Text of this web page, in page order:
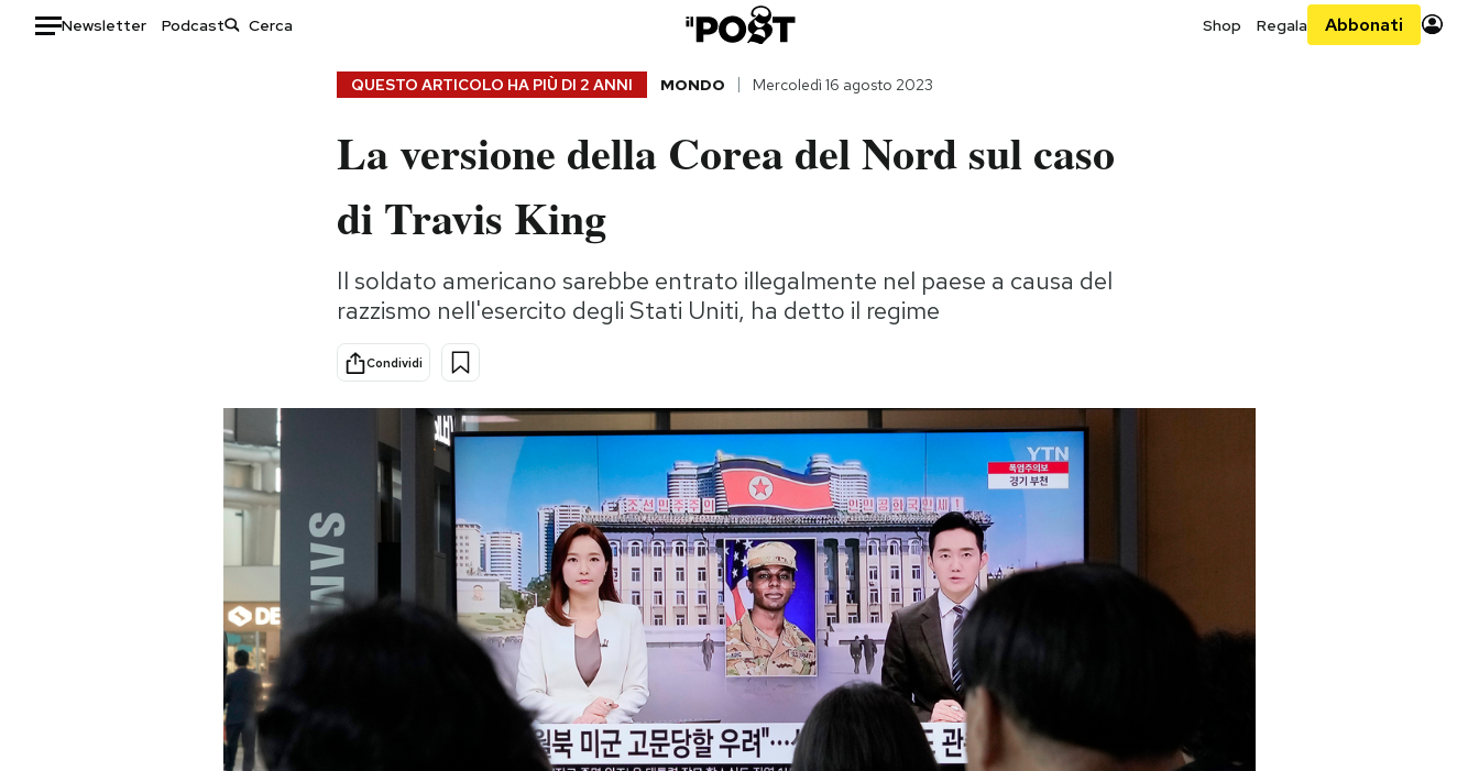
Newsletter Podcast Shop Regala Abbonati
Ok Boomer!
Altrecose
Mondiali calcio 2026
QUESTO ARTICOLO HA PIÙ DI 2 ANNI MONDO Mercoledì 16 agosto 2023
La versione della Corea del Nord sul caso
di Travis King
Il soldato americano sarebbe entrato illegalmente nel paese a causa del
razzismo nell'esercito degli Stati Uniti, ha detto il regime
Condividi